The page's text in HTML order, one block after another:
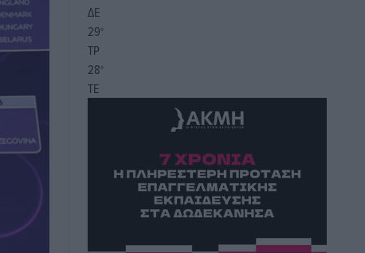
ΔΕ
29°
ΤΡ
28°
ΤΕ